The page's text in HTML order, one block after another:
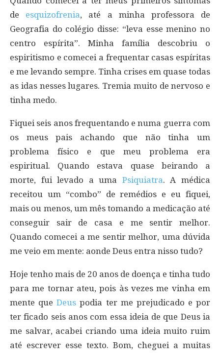
de esquizofrenia, até a minha professora de
Geografia do colégio disse: “leva esse menino no
centro espírita”. Minha família descobriu o
espiritismo e comecei a frequentar casas espíritas
e me levando sempre. Tinha crises em quase todas
as idas nesses lugares. Tremia muito de nervoso e
tinha medo.
Fiquei seis anos frequentando e numa guerra com
os meus pais achando que não tinha um
problema físico e que meu problema era
espiritual. Quando estava quase beirando a
morte, fui levado a uma Psiquiatra. A médica
receitou um “combo” de remédios e eu fiquei,
mais ou menos, um mês tomando a medicação até
conseguir sair de casa e me sentir melhor.
Quando comecei a me sentir melhor, uma dúvida
me veio em mente: aonde Deus entra nisso tudo?
Hoje tenho mais de 20 anos de doença e tinha tudo
para me tornar ateu, pois às vezes me vinha em
mente queDeus podia ter me prejudicado e por
ter ficado seis anos com essa ideia de que Deus ia
me salvar, acabei criando uma ideia muito ruim
até escrever esse texto. Bom, cheguei a muitas